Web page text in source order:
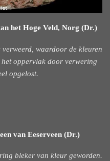
het Hoge Veld, Norg (Dr.)
waardoor de kleuren
oppervlak door verwering
opgelost.
van Eeserveen (Dr.)
bleker van kleur geworden.